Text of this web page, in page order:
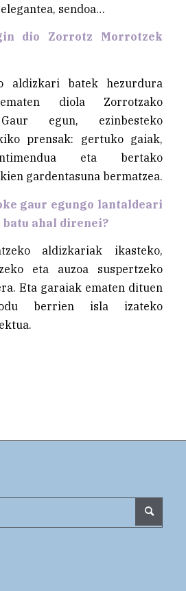
sendoa…
dio Zorrotz Morrotzek
aldizkari batek hezurdura
diola Zorrotzako
egun, ezinbesteko
prensak: gertuko gaiak,
eta bertako
gardentasuna bermatzea.
gaur egungo lantaldeari
ahal direnei?
aldizkariak ikasteko,
eta auzoa suspertzeko
Eta garaiak ematen dituen
berrien isla izateko